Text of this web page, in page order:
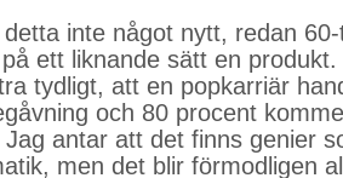
inte något nytt, redan
ett liknande sätt en
tydligt, att en popkarriär
och 80 procent
Jag antar att det finns genier
men det blir förmodligen